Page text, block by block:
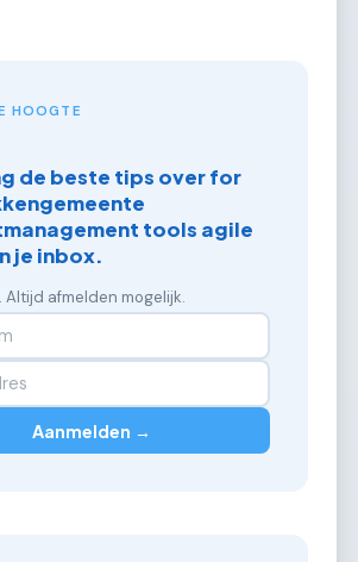
HOOGTE
de beste tips over for
tools agile
je inbox.
Altijd afmelden mogelijk.
Aanmelden →